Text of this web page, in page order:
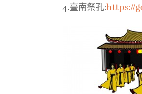
4.臺南祭孔:https://